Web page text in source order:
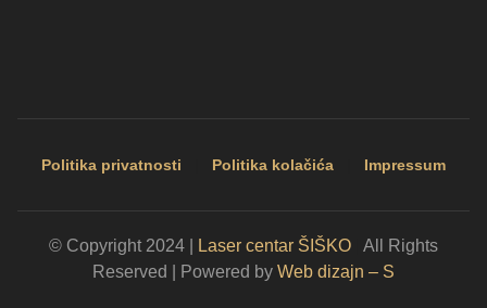
Politika privatnosti Politika kolačića Impressum
© Copyright 2024 | Laser centar ŠIŠKO
All Rights
Reserved | Powered by Web dizajn – S